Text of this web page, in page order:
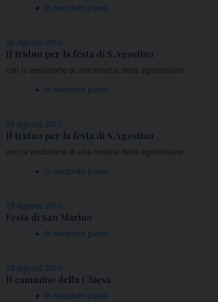
In secondo piano
26 Agosto 2015
Il triduo per la festa di S.Agostino
con la vestizione di una novizia delle agostiniane.
In secondo piano
26 Agosto 2015
Il triduo per la festa di S.Agostino
con la vestizione di una novizia delle agostiniane.
In secondo piano
18 Agosto 2015
Festa di San Marino
In secondo piano
18 Agosto 2015
Il cammino della Chiesa
In secondo piano